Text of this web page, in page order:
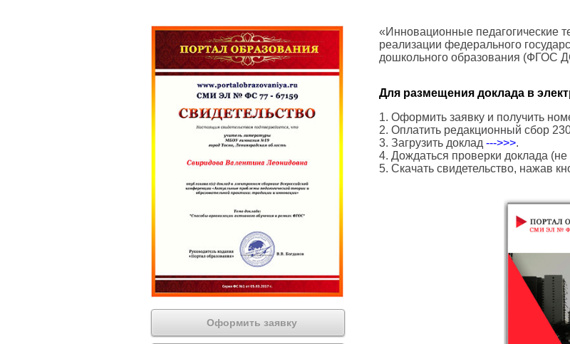
Оформить заявку
«Инновационные педагогические
реализации федерального
дошкольного образования (ФГОС
Для размещения доклада в
1. Оформить заявку и получить
2. Оплатить редакционный сбор
3. Загрузить доклад --->>>.
4. Дождаться проверки доклада
5. Скачать свидетельство, нажав